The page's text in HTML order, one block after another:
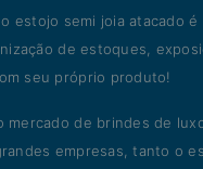
estojo semi joia atacado
de estoques,
seu próprio produto!
mercado de brindes de
empresas, tanto o